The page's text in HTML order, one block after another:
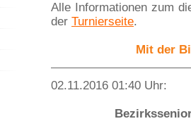
Alle Informationen zum
der Turnierseite.
Mit der
02.11.2016 01:40 Uhr: